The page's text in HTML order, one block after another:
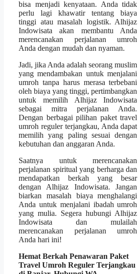
bisa menjadi kenyataan. Anda tidak
perlu lagi khawatir tentang biaya
tinggi atau masalah logistik. Alhijaz
Indowisata akan membantu Anda
merencanakan perjalanan umroh
Anda dengan mudah dan nyaman.
Jadi, jika Anda adalah seorang muslim
yang mendambakan untuk menjalani
umroh tanpa harus merasa terbebani
oleh biaya yang tinggi, pertimbangkan
untuk memilih Alhijaz Indowisata
sebagai mitra perjalanan Anda.
Dengan berbagai pilihan paket travel
umroh reguler terjangkau, Anda dapat
memilih yang paling sesuai dengan
kebutuhan dan anggaran Anda.
Saatnya untuk merencanakan
perjalanan spiritual yang berharga dan
mendapatkan berkah yang besar
dengan Alhijaz Indowisata. Jangan
biarkan masalah biaya menghalangi
Anda untuk menjalani ibadah umroh
yang mulia. Segera hubungi Alhijaz
Indowisata dan mulailah
merencanakan perjalanan umroh
Anda hari ini!
Hemat Berkah Penawaran Paket
Travel Umroh Reguler Terjangkau